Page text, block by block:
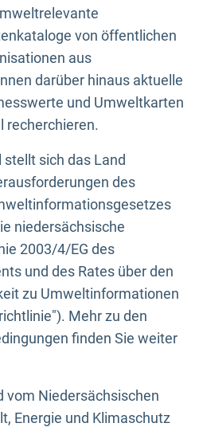
von öffentlichen
aus
darüber hinaus aktuelle
und Umweltkarten
recherchieren.
sich das Land
des
niedersächsische
2003/4/EG des
und des Rates über den
zu Umweltinformationen
Mehr zu den
finden Sie weiter
vom Niedersächsischen
Energie und Klimaschutz